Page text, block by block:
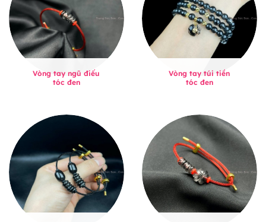
Vòng tay ngũ điếu
tóc đen
Vòng tay túi tiền
tóc đen